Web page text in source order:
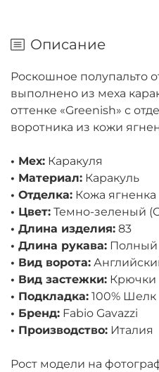
Описание
Роскошное полупальто
выполнено из меха
оттенке «Greenish» с
воротника из кожи
• Мех: Каракуля
• Материал: Каракуль
• Отделка: Кожа ягненка
• Цвет: Темно-зеленый
• Длина изделия: 83
• Длина рукава: Полный
• Вид ворота:
• Вид застежки: Крючки
• Подкладка: 100% Шелк
• Бренд: Fabio Gavazzi
• Производство: Италия
Рост модели на